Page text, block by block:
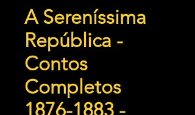
A Sereníssima
República -
Contos
Completos
1876-1883 -